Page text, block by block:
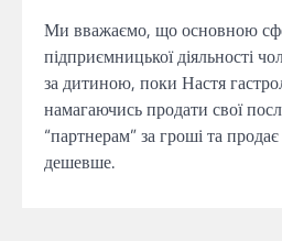
Ми вважаємо, що основною
підприємницької діяльності
за дитиною, поки Настя
намагаючись продати свої
“партнерам” за гроші та
дешевше.